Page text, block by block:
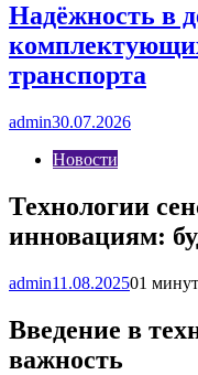
Надёжность в
транспорта
admin30.07.2026
Новости
Технологии
инновациям:
admin11.08.202501
Введение в
важность